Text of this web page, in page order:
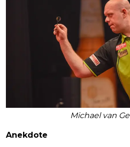
Michael van
Anekdote